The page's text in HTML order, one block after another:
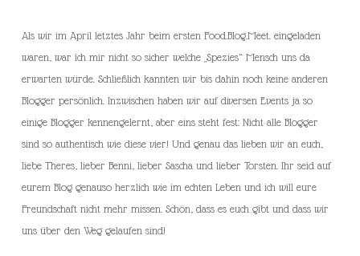
Als wir im April letztes Jahr beim ersten Food.Blog.Meet. eingeladen
waren, war ich mir nicht so sicher welche „Spezies“ Mensch uns da
erwarten würde. Schließlich kannten wir bis dahin noch keine anderen
Blogger persönlich. Inzwischen haben wir auf diversen Events ja so
einige Blogger kennengelernt, aber eins steht fest: Nicht alle Blogger
sind so authentisch wie diese vier! Und genau das lieben wir an euch,
liebe Theres, lieber Benni, lieber Sascha und lieber Torsten. Ihr seid auf
eurem Blog genauso herzlich wie im echten Leben und ich will eure
Freundschaft nicht mehr missen. Schön, dass es euch gibt und dass wir
uns über den Weg gelaufen sind!